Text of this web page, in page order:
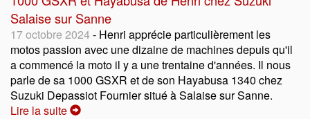
Salaise sur Sanne
17 octobre 2024- Henri apprécie particulièrement les
motos passion avec une dizaine de machines depuis qu'il
a commencé la moto il y a une trentaine d'années. Il nous
parle de sa 1000 GSXR et de son Hayabusa 1340 chez
Suzuki Depassiot Fournier situé à Salaise sur Sanne.
Lire la suite